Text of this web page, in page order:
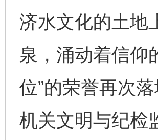
济水文化的土地
泉，涌动着信仰
位”的荣誉再次
机关文明与纪检